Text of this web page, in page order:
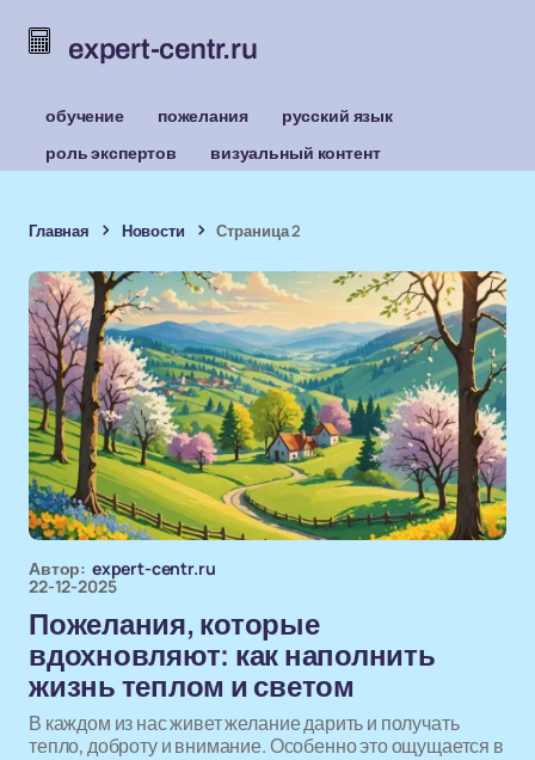
expert-centr.ru
обучение пожелания
русский язык
роль экспертов
визуальный контент
Главная Новости Страница 2
Автор: expert-centr.ru
22-12-2025
Пожелания, которые
вдохновляют: как наполнить
жизнь теплом и светом
В каждом из нас живет желание дарить и получать
тепло, доброту и внимание. Особенно это ощущается в